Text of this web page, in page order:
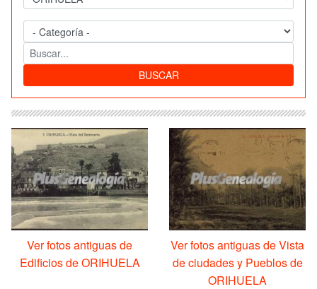
BUSCAR
Ver fotos antiguas de
Edificios de ORIHUELA
Ver fotos antiguas de Vista
de ciudades y Pueblos de
ORIHUELA